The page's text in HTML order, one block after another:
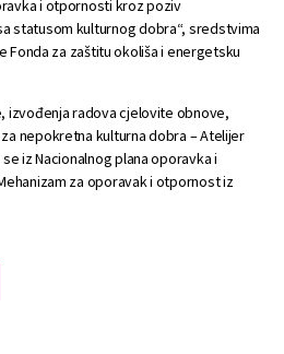
i otpornosti kroz poziv
statusom kulturnog dobra“, sredstvima
Fonda za zaštitu okoliša i energetsku
izvođenja radova cjelovite obnove,
nepokretna kulturna dobra – Atelijer
iz Nacionalnog plana oporavka i
za oporavak i otpornost iz